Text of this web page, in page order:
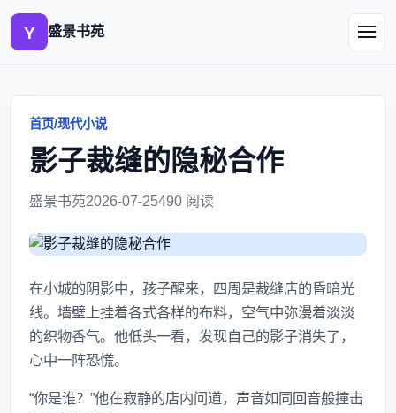
盛景书苑
首页/现代小说
影子裁缝的隐秘合作
盛景书苑2026-07-25490 阅读
在小城的阴影中，孩子醒来，四周是裁缝店的昏暗光
线。墙壁上挂着各式各样的布料，空气中弥漫着淡淡
的织物香气。他低头一看，发现自己的影子消失了，
心中一阵恐慌。
“你是谁？”他在寂静的店内问道，声音如同回音般撞击